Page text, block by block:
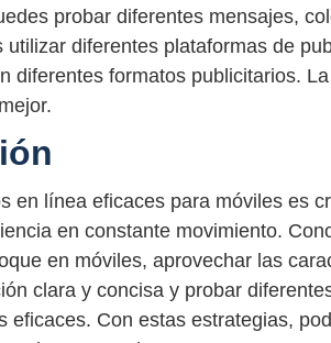
probar diferentes mensajes,
utilizar diferentes plataformas de
diferentes formatos publicitarios.
en línea eficaces para móviles es
en constante movimiento.
en móviles, aprovechar las
clara y concisa y probar
eficaces. Con estas estrategias,